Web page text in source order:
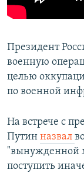
Президент
военную
целью
по военной
На встрече с
Путин назвал
"вынужденной
поступить